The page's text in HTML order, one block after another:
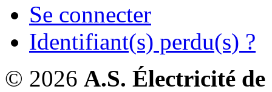
Se connecter
Identifiant(s) perdu(s) ?
© 2026 A.S. Électricité